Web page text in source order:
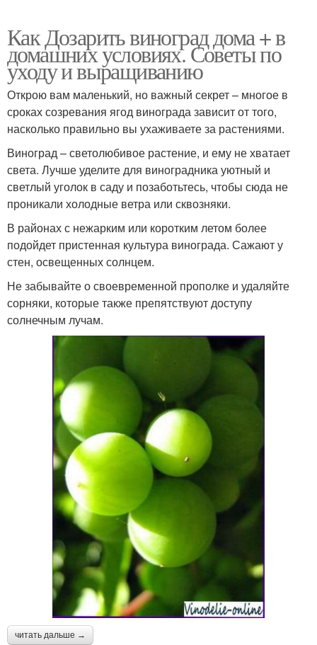
Как Дозарить виноград дома + в
домашних условиях. Советы по
уходу и выращиванию
Открою вам маленький, но важный секрет – многое в
сроках созревания ягод винограда зависит от того,
насколько правильно вы ухаживаете за растениями.
Виноград – светолюбивое растение, и ему не хватает
света. Лучше уделите для виноградника уютный и
светлый уголок в саду и позаботьтесь, чтобы сюда не
проникали холодные ветра или сквозняки.
В районах с нежарким или коротким летом более
подойдет пристенная культура винограда. Сажают у
стен, освещенных солнцем.
Не забывайте о своевременной прополке и удаляйте
сорняки, которые также препятствуют доступу
солнечным лучам.
читать дальше →